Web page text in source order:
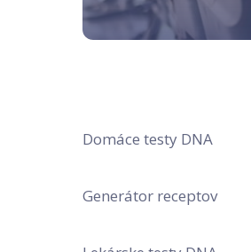
Domáce testy DNA
Generátor receptov